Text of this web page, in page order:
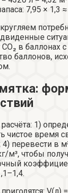
7,95 × 1,3
в баллонах
баллонов,
1)
чистое время
4) перевести в
м³, чтобы